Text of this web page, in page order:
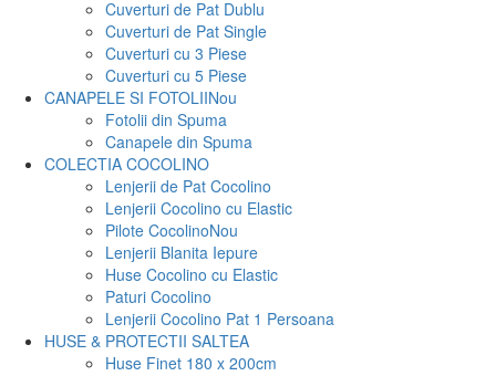
Cuverturi de Pat Dublu
Cuverturi de Pat Single
Cuverturi cu 3 Piese
Cuverturi cu 5 Piese
CANAPELE SI FOTOLIINou
Fotolii din Spuma
Canapele din Spuma
COLECTIA COCOLINO
Lenjerii de Pat Cocolino
Lenjerii Cocolino cu Elastic
Pilote CocolinoNou
Lenjerii Blanita Iepure
Huse Cocolino cu Elastic
Paturi Cocolino
Lenjerii Cocolino Pat 1 Persoana
HUSE & PROTECTII SALTEA
Huse Finet 180 x 200cm